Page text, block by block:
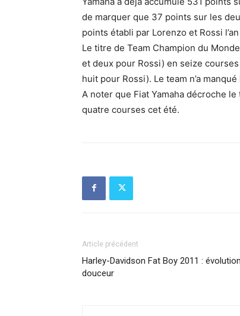
de marquer que 37 points sur les
points établi par Lorenzo et Rossi
Le titre de Team Champion du
et deux pour Rossi) en seize
huit pour Rossi). Le team n’a
A noter que Fiat Yamaha décroche
quatre courses cet été.
Article précédent
Harley-Davidson Fat Boy 2011 :
douceur